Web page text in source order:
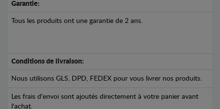
Garantie:
Tous les produits ont une garantie de 2 ans.
Conditions de livraison:
Nous utilisons GLS, DPD, FEDEX pour vous livrer nos produits.
Les frais d'envoi sont ajoutés directement à votre panier avant
l'achat.